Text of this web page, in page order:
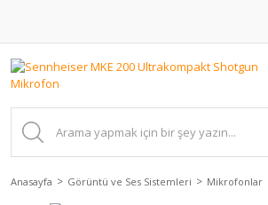
Anasayfa Görüntü ve Ses Sistemleri Mikrofonlar